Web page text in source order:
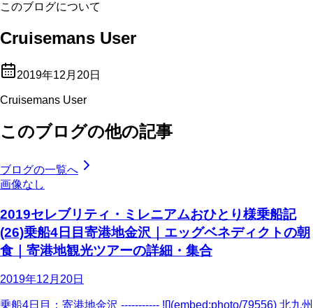
このブログについて
Cruisemans User
2019年12月20日
Cruisemans User
このブログの他の記事
ブログの一覧へ
画像なし
2019セレブリティ・ミレニアムおひとり様乗船記
(26)乗船4日目寄港地金沢｜エッグベネディクトの朝
食｜寄港地観光ツアーの詳細・集合
2019年12月20日
乗船4日目：寄港地金沢 ----------- ![](embed:photo/79556) 北九州